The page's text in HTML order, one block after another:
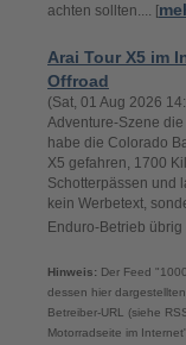
achten sollten.... [
Arai Tour X5 im
Offroad
(Sat, 01 Aug 2026
Adventure-Szene
habe die Colorado
X5 gefahren, 1700
Schotterpässen und
kein Werbetext,
Enduro-Betrieb
Hinweis: Der Feed
dessen hier
Betreiber-URL (siehe
Motorradseite im